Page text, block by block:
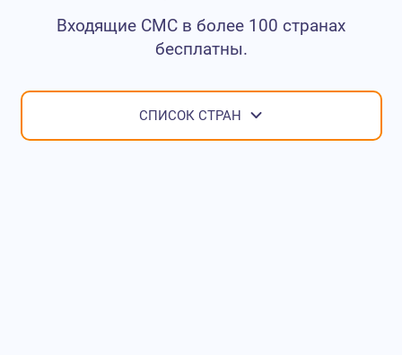
Входящие СМС в более 100 странах
бесплатны.
СПИСОК СТРАН